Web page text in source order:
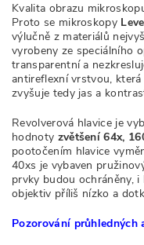
Kvalita obrazu
Proto se mikroskopy
výlučně z materiálů
vyrobeny ze speciálního
transparentní a
antireflexní vrstvou,
zvyšuje tedy jas a
Revolverová hlavice je
hodnoty zvětšení 64x,
pootočením hlavice
40xs je vybaven
prvky budou ochráněny,
objektiv příliš nízko a
Pozorování průhledných